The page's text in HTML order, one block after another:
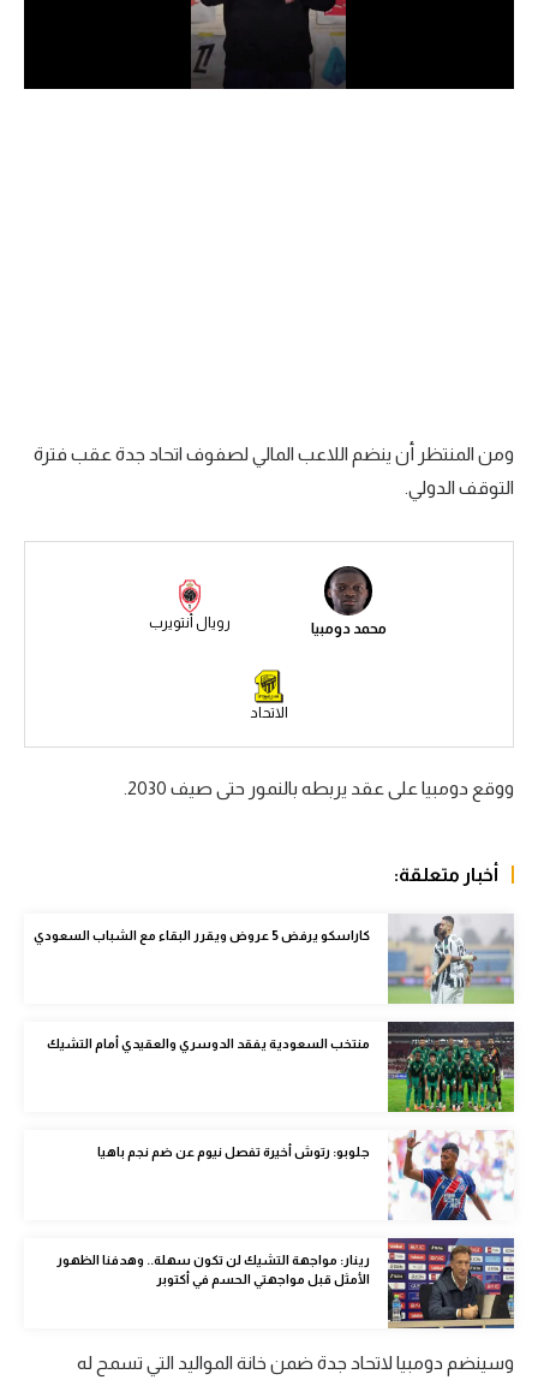
دوري أبطال إفريقيا
منتخب مصر
سعودي في الجول
رياضات أخرى
أمم إفريقيا
كرة سلة
كرة يد
كرة طائرة
الوطن العربي
في المونديال
رياضة نسائية
آسيا
ركن الألعاب
أقسام خاصة
ومن المنتظر أن ينضم اللاعب المالي لصفوف اتحاد جدة عقب فترة
التوقف الدولي.
محمد دومبيا رويال أنتويرب
الاتحاد
ووقع دومبيا على عقد يربطه بالنمور حتى صيف 2030.
أخبار متعلقة:
كاراسكو يرفض 5 عروض ويقرر البقاء مع الشباب السعودي
منتخب السعودية يفقد الدوسري والعقيدي أمام التشيك
جلوبو: رتوش أخيرة تفصل نيوم عن ضم نجم باهيا
رينار: مواجهة التشيك لن تكون سهلة.. وهدفنا الظهور
الأمثل قبل مواجهتي الحسم في أكتوبر
وسينضم دومبيا لاتحاد جدة ضمن خانة المواليد التي تسمح له